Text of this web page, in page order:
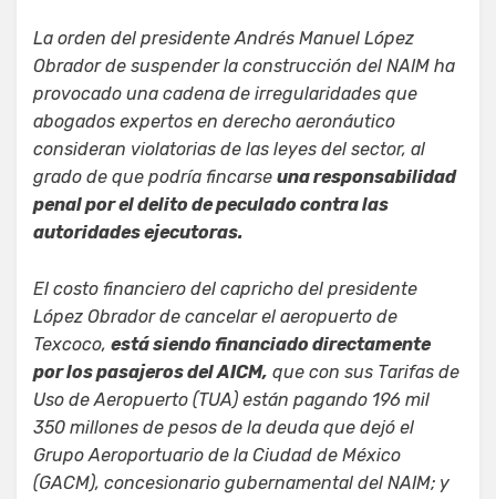
La orden del presidente Andrés Manuel López
Obrador de suspender la construcción del NAIM ha
provocado una cadena de irregularidades que
abogados expertos en derecho aeronáutico
consideran violatorias de las leyes del sector, al
grado de que podría fincarse una responsabilidad
penal por el delito de peculado contra las
autoridades ejecutoras.
El costo financiero del capricho del presidente
López Obrador de cancelar el aeropuerto de
Texcoco, está siendo financiado directamente
por los pasajeros del AICM, que con sus Tarifas de
Uso de Aeropuerto (TUA) están pagando 196 mil
350 millones de pesos de la deuda que dejó el
Grupo Aeroportuario de la Ciudad de México
(GACM), concesionario gubernamental del NAIM; y